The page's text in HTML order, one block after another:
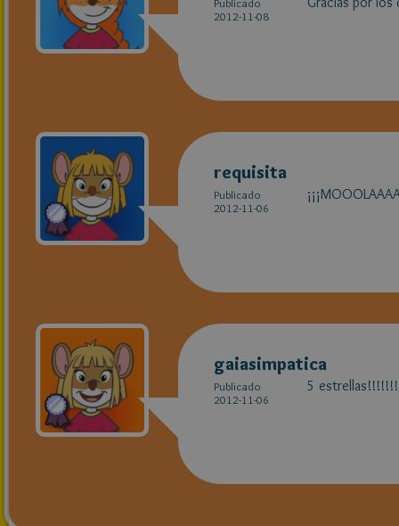
2012-11-08
requisita
Publicado
2012-11-06
gaiasimpatica
Publicado
2012-11-06
5